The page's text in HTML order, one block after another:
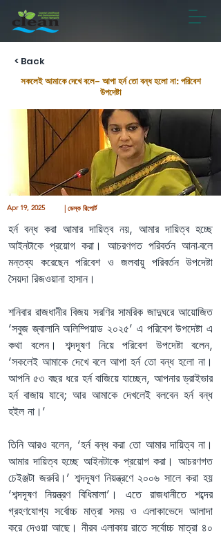
< Back
সকলেই আমাকে দেখে বলে- আপা হর্ন তো বন্ধ হলো না: পরিবেশ
উপদেষ্টা
| ডেস্ক রিপোর্ট
হর্ন বন্ধ করা আমার দায়িত্ব নয়, আমার দায়িত্ব হচ্ছে
আইনটাকে প্রয়োগ করা। আচরণগত পরিবর্তন আনা-বলে
মন্তব্য করেছেন পরিবেশ ও জলবায়ু পরিবর্তন উপদেষ্টা
সৈয়দা রিজওয়ানা হাসান।
শনিবার রাজধানীর বিজয় সরণির সামরিক জাদুঘরে আয়োজিত
‘সবুজ জ্বালানি অলিম্পিয়াড ২০২৫’ এ পরিবেশ উপদেষ্টা এ
কথা বলেন। শব্দদূষণ নিয়ে পরিবেশ উপদেষ্টা বলেন,
‘সকলেই আমাকে দেখে বলে আপা হর্ন তো বন্ধ হলো না।
আপনি ৫৩ বছর ধরে হর্ন বাজিয়ে যাচ্ছেন, আপনার ড্রাইভার
হর্ন বাজায় যাবে; আর আমাকে দেখলেই বলবেন হর্ন বন্ধ
হইল না।’
তিনি আরও বলেন, ‘হর্ন বন্ধ করা তো আমার দায়িত্ব না।
আমার দায়িত্ব হচ্ছে আইনটাকে প্রয়োগ করা। আচরণগত
চেইঞ্জটা জরুরি।’ শব্দদূষণ নিয়ন্ত্রণে ২০০৬ সালে করা হয়
‘শব্দদূষণ নিয়ন্ত্রণ বিধিমালা’। এতে রাজধানীতে শব্দের
গ্রহণযোগ্য সর্বোচ্চ মাত্রা সময় ও এলাকাভেদে আলাদা
করে দেওয়া আছে। নীরব এলাকায় রাতে সর্বোচ্চ মাত্রা ৪০
Apr 19, 2025